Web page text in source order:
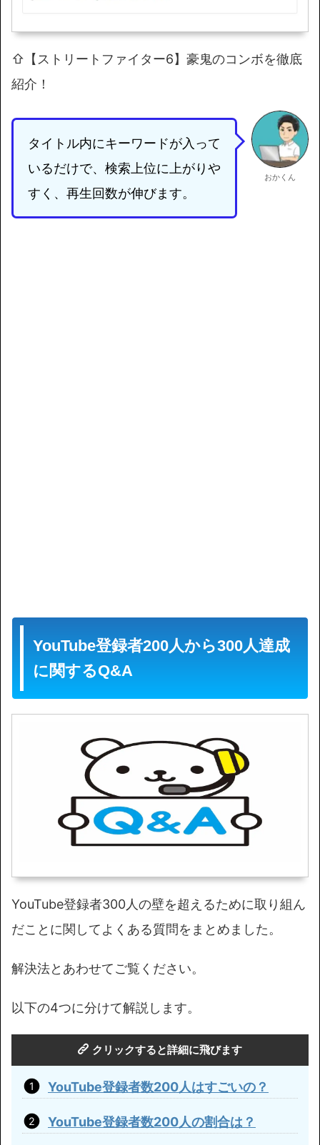
⇧【ストリートファイター6】豪鬼のコンボを徹底
紹介！
タイトル内にキーワードが入って
いるだけで、検索上位に上がりや
すく、再生回数が伸びます。
おかくん
YouTube登録者200人から300人達成
に関するQ&A
YouTube登録者300人の壁を超えるために取り組ん
だことに関してよくある質問をまとめました。
解決法とあわせてご覧ください。
以下の4つに分けて解説します。
クリックすると詳細に飛びます
YouTube登録者数200人はすごいの？
YouTube登録者数200人の割合は？